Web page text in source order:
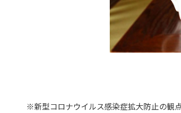
※新型コロナウイルス感染症拡大防止の観